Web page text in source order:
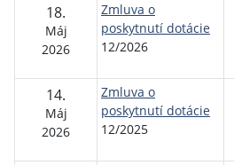
18.
Máj
2026
Zmluva o
poskytnutí dotácie
12/2026
14.
Máj
2026
Zmluva o
poskytnutí dotácie
12/2025